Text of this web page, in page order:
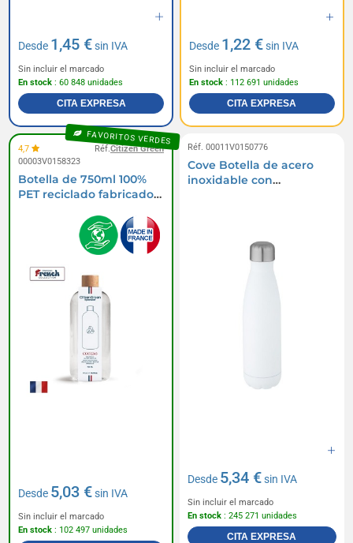
Desde 1,45 €sin IVA
Sin incluir el marcado
En stock : 60 848 unidades
CITA EXPRESA
Desde 1,22 €sin IVA
Sin incluir el marcado
En stock : 112 691 unidades
CITA EXPRESA
FAVORITOS VERDES
Citizen Green
4,7
Réf.
00003V0158323
Botella de 750ml 100%
PET reciclado fabricado
Desde 5,03 €sin IVA
Sin incluir el marcado
En stock : 102 497 unidades
Réf. 00011V0150776
Cove Botella de acero
inoxidable con
Desde 5,34 €sin IVA
Sin incluir el marcado
En stock : 245 271 unidades
CITA EXPRESA